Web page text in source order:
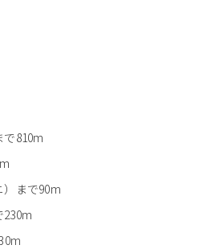
810m
まで90m